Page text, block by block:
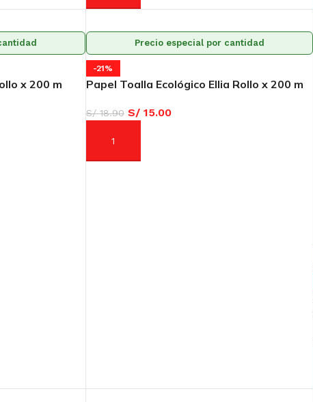
x 200 m
Precio especial por cantidad
-21%
Papel Toalla Ecológico Ellia Rollo x 200 m
S/18.90 S/15.00
AÑADIR AL CARRITO